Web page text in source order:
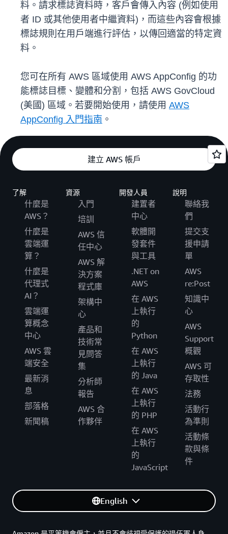
料。請求標誌資料時，客戶會傳入內容 (例如使用
者 ID 或其他使用者中繼資料)，而這些內容會根據
標誌規則在用戶端進行評估，以傳回適當的特定資
料。
您可在所有 AWS 區域使用 AWS AppConfig 的功
能標誌目標、變體和分割，包括 AWS GovCloud
(美國) 區域。若要開始使用，請使用 AWS
AppConfig 入門指南 。
建立 AWS 帳戶
了解
什麼是
AWS？
什麼是
雲端運
算？
什麼是
代理式
AI？
雲端運
算概念
中心
AWS 雲
端安全
最新消
息
部落格
新聞稿
資源
入門
培訓
AWS 信
任中心
AWS 解
決方案
程式庫
架構中
心
產品和
技術常
見問答
集
分析師
報告
AWS 合
作夥伴
開發人員
建置者
中心
軟體開
發套件
與工具
.NET on
AWS
在 AWS
上執行
的
Python
在 AWS
上執行
的 Java
在 AWS
上執行
的 PHP
在 AWS
上執行
的
JavaScript
說明
聯絡我
們
提交支
援申請
單
AWS
re:Post
知識中
心
AWS
Support
概觀
AWS 可
存取性
法務
活動行
為準則
活動條
款與條
件
English